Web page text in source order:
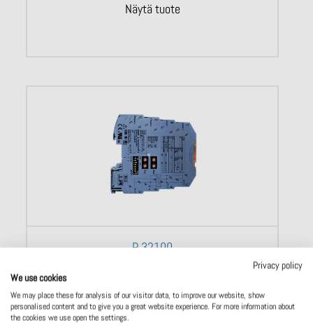
Näytä tuote
P 32100
shunttijännitteet
Tarkkuus: 0,1 %
Testijännite: 2,5 kV AC
Erotusjännite: 300 V AC/DC
Apujännite: 24 V DC
Privacy policy
We use cookies
We may place these for analysis of our visitor data, to improve our website, show
personalised content and to give you a great website experience. For more information about
the cookies we use open the settings.